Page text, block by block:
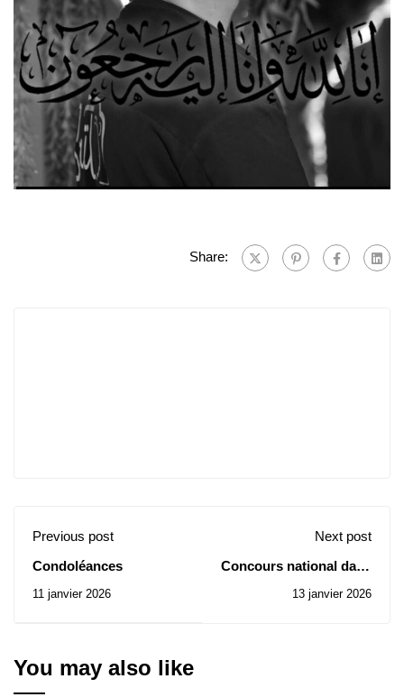
Share:
Previous post
Condoléances
11 janvier 2026
Next post
Concours national dans
doctorales pour
13 janvier 2026
You may also like